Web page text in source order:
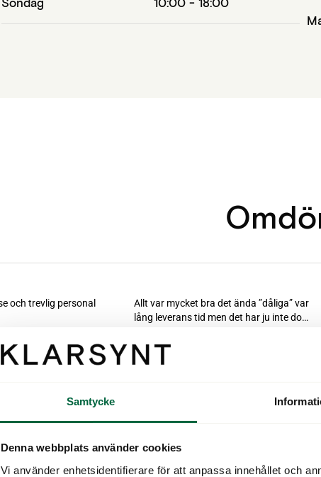
Samtycke
Denna webbplats använder cookies
Vi använder enhetsidentifierare för att anpassa innehållet och